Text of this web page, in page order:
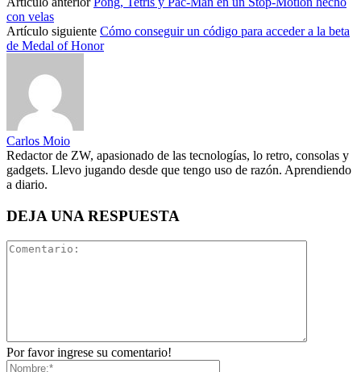
con velas
Artículo siguiente Cómo conseguir un código para acceder a la beta
de Medal of Honor
Carlos Moio
Redactor de ZW, apasionado de las tecnologías, lo retro, consolas y
gadgets. Llevo jugando desde que tengo uso de razón. Aprendiendo
a diario.
DEJA UNA RESPUESTA
Por favor ingrese su comentario!